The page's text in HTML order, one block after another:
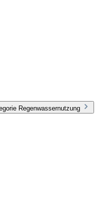
Regenwassernutzung